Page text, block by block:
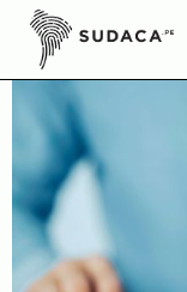
Skip
content